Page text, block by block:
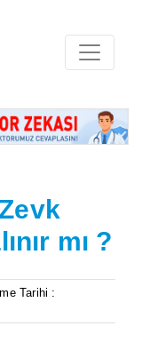
mı ?
Tarihi :